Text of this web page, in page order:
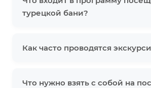
турецкой бани?
Как часто проводятся
Что нужно взять с собой на